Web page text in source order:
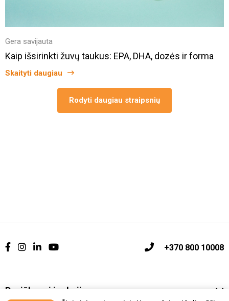
Gera savijauta
Kaip išsirinkti žuvų taukus: EPA, DHA, dozės ir forma
Skaityti daugiau
Rodyti daugiau straipsnių
+370 800 10008
Pasiūlymai ir akcijos